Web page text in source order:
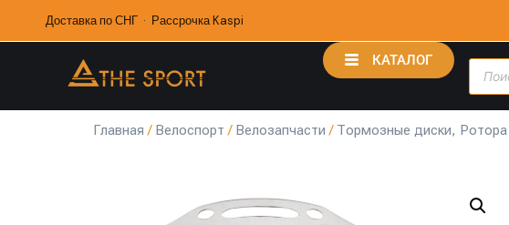
Доставка по СНГ · Рассрочка Kaspi
КАТАЛОГ
Главная / Велоспорт / Велозапчасти / Тормозные диски, Ротора